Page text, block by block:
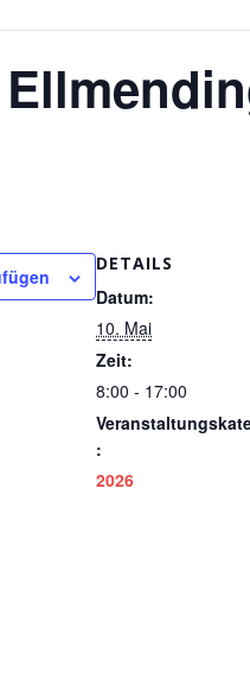
DETAILS
Datum:
10. Mai
Zeit:
8:00 - 17:00
:
2026